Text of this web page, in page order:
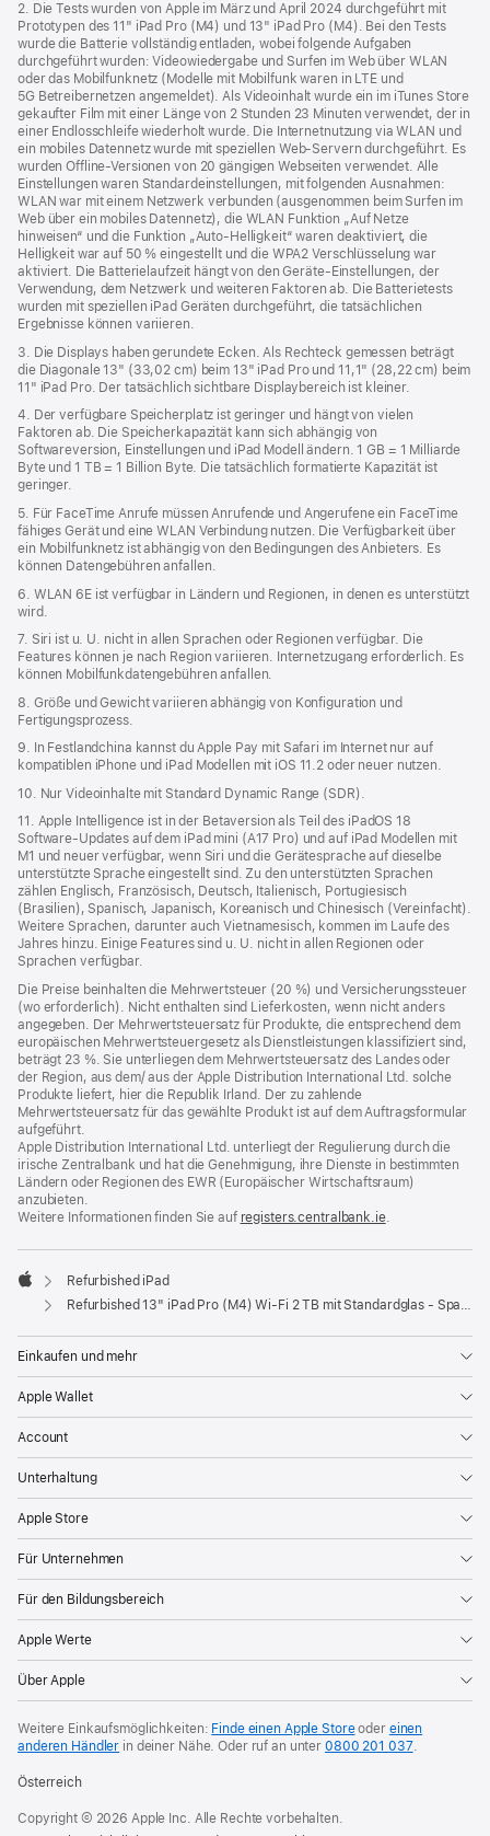
2. Die Tests wurden von Apple im März und April 2024 durchgeführt mit
Prototypen des 11" iPad Pro (M4) und 13" iPad Pro (M4). Bei den Tests
wurde die Batterie vollständig entladen, wobei folgende Aufgaben
durchgeführt wurden: Videowiedergabe und Surfen im Web über WLAN
oder das Mobilfunknetz (Modelle mit Mobilfunk waren in LTE und
5G Betreibernetzen angemeldet). Als Videoinhalt wurde ein im iTunes Store
gekaufter Film mit einer Länge von 2 Stunden 23 Minuten verwendet, der in
einer Endlosschleife wiederholt wurde. Die Internetnutzung via WLAN und
ein mobiles Datennetz wurde mit speziellen Web-Servern durchgeführt. Es
wurden Offline-Versionen von 20 gängigen Webseiten verwendet. Alle
Einstellungen waren Standard­einstellungen, mit folgenden Ausnahmen:
WLAN war mit einem Netzwerk verbunden (ausgenommen beim Surfen im
Web über ein mobiles Datennetz), die WLAN Funktion „Auf Netze
hinweisen“ und die Funktion „Auto-Helligkeit“ waren deaktiviert, die
Helligkeit war auf 50 % eingestellt und die WPA2 Verschlüsselung war
aktiviert. Die Batterielaufzeit hängt von den Geräte-Einstellungen, der
Verwendung, dem Netzwerk und weiteren Faktoren ab. Die Batterietests
wurden mit speziellen iPad Geräten durchgeführt, die tatsächlichen
Ergebnisse können variieren.
3. Die Displays haben gerundete Ecken. Als Rechteck gemessen beträgt
die Diagonale 13" (33,02 cm) beim 13" iPad Pro und 11,1" (28,22 cm) beim
11" iPad Pro. Der tatsächlich sichtbare Displaybereich ist kleiner.
4. Der verfügbare Speicherplatz ist geringer und hängt von vielen
Faktoren ab. Die Speicherkapazität kann sich abhängig von
Softwareversion, Einstellungen und iPad Modell ändern. 1 GB = 1 Milliarde
Byte und 1 TB = 1 Billion Byte. Die tatsächlich formatierte Kapazität ist
geringer.
5. Für FaceTime Anrufe müssen Anrufende und Angerufene ein FaceTime
fähiges Gerät und eine WLAN Verbindung nutzen. Die Verfügbarkeit über
ein Mobilfunknetz ist abhängig von den Bedingungen des Anbieters. Es
können Datengebühren anfallen.
6. WLAN 6E ist verfügbar in Ländern und Regionen, in denen es unterstützt
wird.
7. Siri ist u. U. nicht in allen Sprachen oder Regionen verfügbar. Die
Features können je nach Region variieren. Internetzugang erforderlich. Es
können Mobilfunkdaten­gebühren anfallen.
8. Größe und Gewicht variieren abhängig von Konfiguration und
Fertigungsprozess.
9. In Festlandchina kannst du Apple Pay mit Safari im Internet nur auf
kompatiblen iPhone und iPad Modellen mit iOS 11.2 oder neuer nutzen.
10. Nur Videoinhalte mit Standard Dynamic Range (SDR).
11. Apple Intelligence ist in der Betaversion als Teil des iPadOS 18
Software-Updates auf dem iPad mini (A17 Pro) und auf iPad Modellen mit
M1 und neuer verfügbar, wenn Siri und die Gerätesprache auf dieselbe
unterstützte Sprache eingestellt sind. Zu den unterstützten Sprachen
zählen Englisch, Französisch, Deutsch, Italienisch, Portugiesisch
(Brasilien), Spanisch, Japanisch, Koreanisch und Chinesisch (Vereinfacht).
Weitere Sprachen, darunter auch Vietnamesisch, kommen im Laufe des
Jahres hinzu. Einige Features sind u. U. nicht in allen Regionen oder
Sprachen verfügbar.
Die Preise beinhalten die Mehrwertsteuer (20 %) und Versicherungssteuer
(wo erforderlich). Nicht enthalten sind Lieferkosten, wenn nicht anders
angegeben. Der Mehrwertsteuersatz für Produkte, die entsprechend dem
europäischen Mehrwertsteuergesetz als Dienstleistungen klassifiziert sind,
beträgt 23 %. Sie unterliegen dem Mehrwertsteuersatz des Landes oder
der Region, aus dem/ aus der Apple Distribution International Ltd. solche
Produkte liefert, hier die Republik Irland. Der zu zahlende
Mehrwertsteuersatz für das gewählte Produkt ist auf dem Auftragsformular
aufgeführt.
Apple Distribution International Ltd. unterliegt der Regulierung durch die
irische Zentralbank und hat die Genehmigung, ihre Dienste in bestimmten
Ländern oder Regionen des EWR (Europäischer Wirtschaftsraum)
anzubieten.
Weitere Informationen finden Sie auf registers.centralbank.ie(Öffnet
neues
.
Apple
Refurbished iPad
Refurbished 13" iPad Pro (M4) Wi‑Fi 2 TB mit Standardglas - Space Schwarz
Einkaufen und mehr
Apple Wallet
Account
Unterhaltung
Apple Store
Für Unternehmen
Für den Bildungsbereich
Apple Werte
Über Apple
Weitere Einkaufsmöglichkeiten: Finde einen Apple Storeoder einen
anderen Händler in deiner Nähe. Oder ruf an unter0800 201 037.
Österreich
Copyright © 2026 Apple Inc. Alle Rechte vorbehalten.